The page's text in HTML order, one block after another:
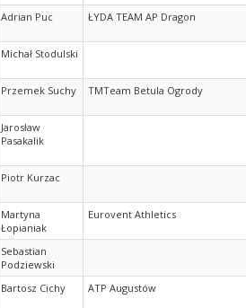
Adrian Puc ŁYDA TEAM AP Dragon
Michał Stodulski
Przemek Suchy TMTeam Betula Ogrody
Jarosław
Pasakalik
Piotr Kurzac
Martyna
Łopianiak
Eurovent Athletics
Sebastian
Podziewski
Bartosz Cichy ATP Augustów